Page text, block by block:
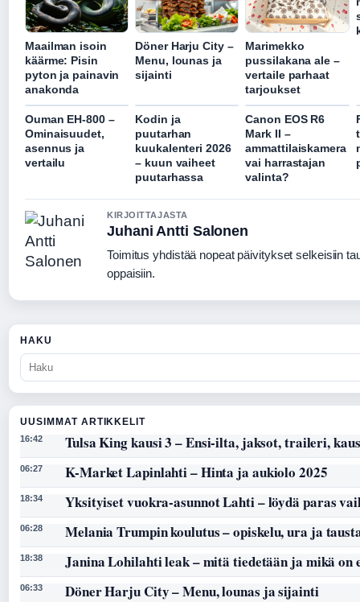
Maailman isoin
käärme: Pisin
pyton ja painavin
anakonda
Döner Harju City –
Menu, lounas ja
sijainti
Marimekko
pussilakana ale –
vertaile parhaat
tarjoukset
Ouman EH-800 –
Ominaisuudet,
asennus ja
vertailu
Kodin ja
puutarhan
kuukalenteri 2026
– kuun vaiheet
puutarhassa
Canon EOS R6
Mark II –
ammattilaiskamera
vai harrastajan
valinta?
KIRJOITTAJASTA
Juhani Antti Salonen
Toimitus yhdistää nopeat päivitykset selkeisiin
oppaisiin.
HAKU
UUSIMMAT ARTIKKELIT
16:42 Tulsa King kausi 3 – Ensi-ilta, jaksot, traileri,
06:27 K-Market Lapinlahti – Hinta ja aukiolo 2025
18:34 Yksityiset vuokra-asunnot Lahti – löydä paras
06:28 Melania Trumpin koulutus – opiskelu, ura ja
18:38 Janina Lohilahti leak – mitä tiedetään ja mikä on
06:33 Döner Harju City – Menu, lounas ja sijainti